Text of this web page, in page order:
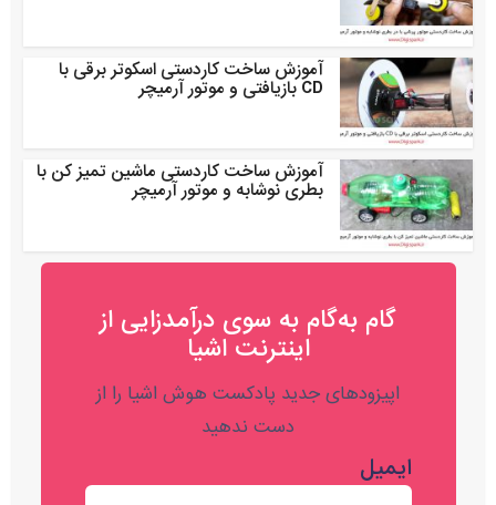
آموزش ساخت کاردستی اسکوتر برقی با
CD بازیافتی و موتور آرمیچر
آموزش ساخت کاردستی ماشین تمیز کن با
بطری نوشابه و موتور آرمیچر
گام به‌گام به‌ سوی درآمدزایی از
اینترنت اشیا
اپیزودهای جدید پادکست هوش اشیا را از
دست ندهید
ایمیل